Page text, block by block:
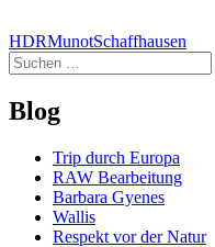
HDRMunotSchaffhausen
Suchen
nach:
Blog
Trip durch Europa
RAW Bearbeitung
Barbara Gyenes
Wallis
Respekt vor der Natur